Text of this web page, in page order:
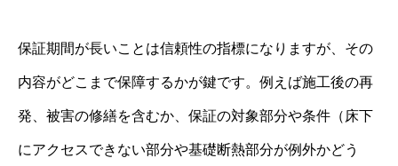
保証期間が長いことは信頼性の指標になりますが、その
内容がどこまで保障するかが鍵です。例えば施工後の再
発、被害の修繕を含むか、保証の対象部分や条件（床下
にアクセスできない部分や基礎断熱部分が例外かどう